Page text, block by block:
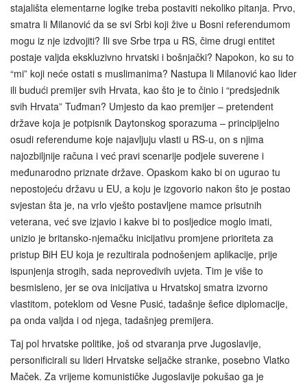
stajališta elementarne logike treba postaviti nekoliko pitanja. Prvo,
smatra li Milanović da se svi Srbi koji žive u Bosni referendumom
mogu iz nje izdvojiti? Ili sve Srbe trpa u RS, čime drugi entitet
postaje valjda ekskluzivno hrvatski i bošnjački? Napokon, ko su to
“mi” koji neće ostati s muslimanima? Nastupa li Milanović kao lider
ili budući premijer svih Hrvata, kao što je to činio i “predsjednik
svih Hrvata” Tuđman? Umjesto da kao premijer – pretendent
države koja je potpisnik Daytonskog sporazuma – principijelno
osudi referendume koje najavljuju vlasti u RS-u, on s njima
najozbiljnije računa i već pravi scenarije podjele suverene i
međunarodno priznate države. Opaskom kako bi on ugurao tu
nepostojeću državu u EU, a koju je izgovorio nakon što je postao
svjestan šta je, na vrlo vješto postavljene mamce prisutnih
veterana, već sve izjavio i kakve bi to posljedice moglo imati,
unizio je britansko-njemačku inicijativu promjene prioriteta za
pristup BiH EU koja je rezultirala podnošenjem aplikacije, prije
ispunjenja strogih, sada neprovedivih uvjeta. Tim je više to
besmisleno, jer se ova inicijativa u Hrvatskoj smatra izvorno
vlastitom, poteklom od Vesne Pusić, tadašnje šefice diplomacije,
pa onda valjda i od njega, tadašnjeg premijera.
Taj pol hrvatske politike, još od stvaranja prve Jugoslavije,
personificirali su lideri Hrvatske seljačke stranke, posebno Vlatko
Maček. Za vrijeme komunističke Jugoslavije pokušao ga je